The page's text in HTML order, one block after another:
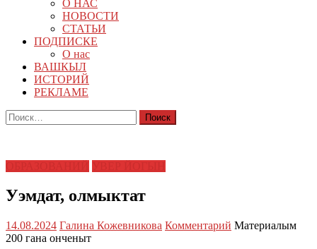
О НАС
НОВОСТИ
СТАТЬИ
ПОДПИСКЕ
О нас
ВАШКЫЛ
ИСТОРИЙ
РЕКЛАМЕ
Найти:
Уэмдат, олмыктат
14.08.2024 Галина Кожевникова Комментарий Материалым
200 гана онченыт